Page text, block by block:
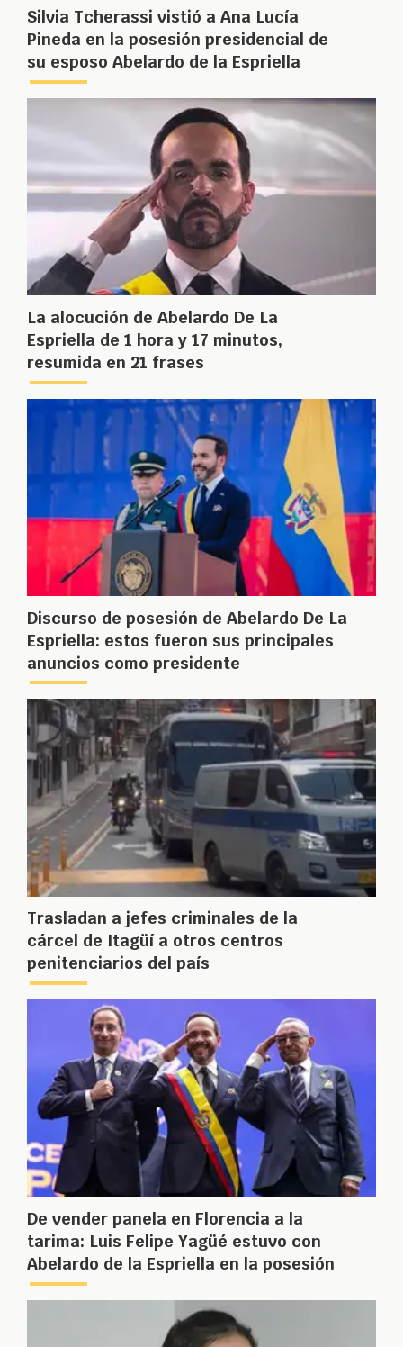
Silvia Tcherassi vistió a Ana Lucía
Pineda en la posesión presidencial de
su esposo Abelardo de la Espriella
La alocución de Abelardo De La
Espriella de 1 hora y 17 minutos,
resumida en 21 frases
Discurso de posesión de Abelardo De La
Espriella: estos fueron sus principales
anuncios como presidente
Trasladan a jefes criminales de la
cárcel de Itagüí a otros centros
penitenciarios del país
De vender panela en Florencia a la
tarima: Luis Felipe Yagüé estuvo con
Abelardo de la Espriella en la posesión